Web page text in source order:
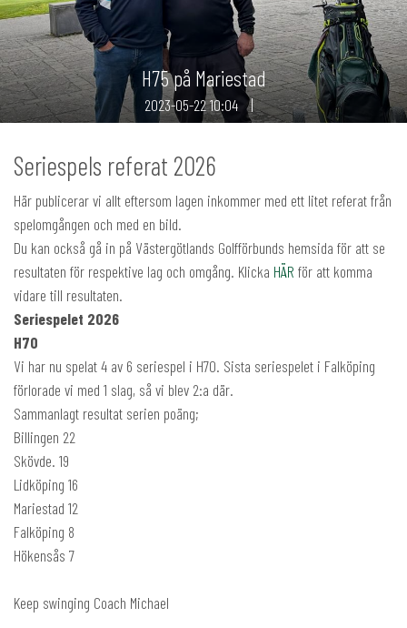
H75 på Mariestad
2023-05-2210:04
Seriespels referat 2026
Här publicerar vi allt eftersom lagen inkommer med ett litet referat från
spelomgången och med en bild.
Du kan också gå in på Västergötlands Golfförbunds hemsida för att se
resultaten för respektive lag och omgång. Klicka HÄR för att komma
vidare till resultaten.
Seriespelet 2026
H70
Vi har nu spelat 4 av 6 seriespel i H70. Sista seriespelet i Falköping
förlorade vi med 1 slag, så vi blev 2:a där.
Sammanlagt resultat serien poäng;
Billingen 22
Skövde. 19
Lidköping 16
Mariestad 12
Falköping 8
Hökensås 7
Keep swinging Coach Michael